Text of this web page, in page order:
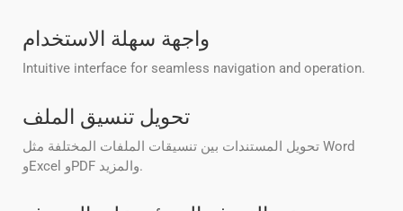
واجهة سهلة الاستخدام
Intuitive interface for seamless navigation and operation.
تحويل تنسيق الملف
تحويل المستندات بين تنسيقات الملفات المختلفة مثل Word
وExcel وPDF والمزيد.